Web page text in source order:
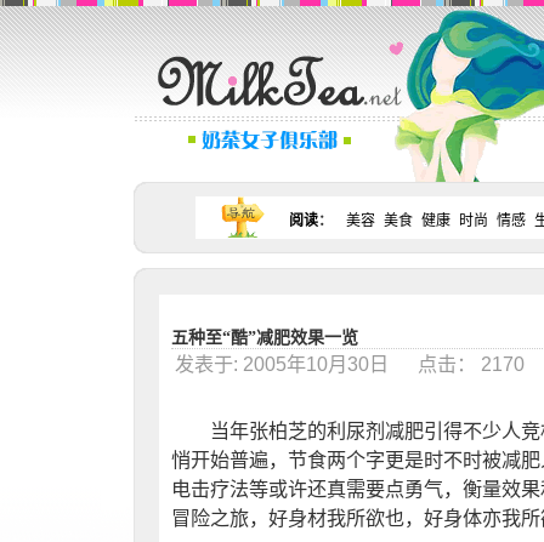
阅读： 美容 美食 健康 时尚 情感
五种至“酷”减肥效果一览
发表于: 2005年10月30日 点击： 2170
当年张柏芝的利尿剂减肥引得不少人竞
悄开始普遍，节食两个字更是时不时被减
电击疗法等或许还真需要点勇气，衡量效
冒险之旅，好身材我所欲也，好身体亦我